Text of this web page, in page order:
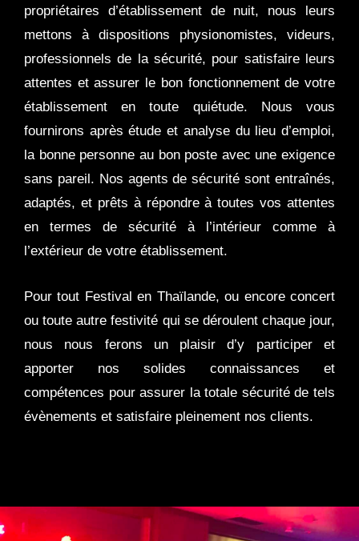
propriétaires d’établissement de nuit, nous leurs
mettons à dispositions physionomistes, videurs,
professionnels de la sécurité, pour satisfaire leurs
attentes et assurer le bon fonctionnement de votre
établissement en toute quiétude. Nous vous
fournirons après étude et analyse du lieu d’emploi,
la bonne personne au bon poste avec une exigence
sans pareil. Nos agents de sécurité sont entraînés,
adaptés, et prêts à répondre à toutes vos attentes
en termes de sécurité à l’intérieur comme à
l’extérieur de votre établissement.
Pour tout Festival en Thaïlande, ou encore concert
ou toute autre festivité qui se déroulent chaque jour,
nous nous ferons un plaisir d’y participer et
apporter nos solides connaissances et
compétences pour assurer la totale sécurité de tels
évènements et satisfaire pleinement nos clients.